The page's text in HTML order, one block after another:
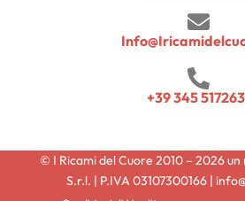
+39 345
© I Ricami del Cuore 2010 – 2026
S.r.l. | P.IVA 03107300166 |